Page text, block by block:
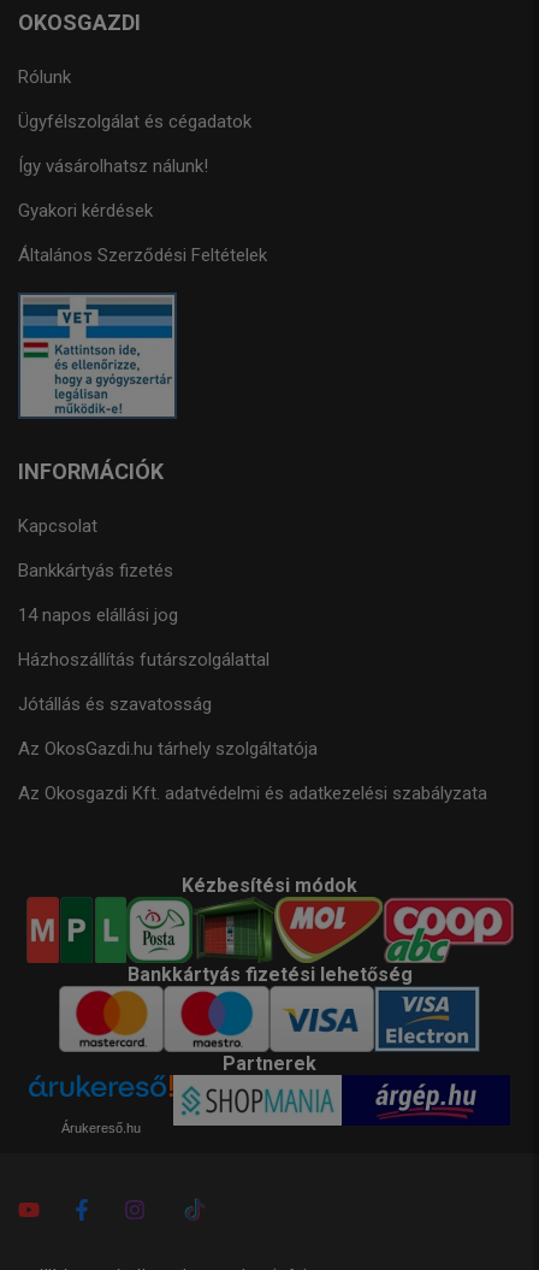
OKOSGAZDI
Rólunk
Ügyfélszolgálat és cégadatok
Így vásárolhatsz nálunk!
Gyakori kérdések
Általános Szerződési Feltételek
INFORMÁCIÓK
Kapcsolat
Bankkártyás fizetés
14 napos elállási jog
Házhoszállítás futárszolgálattal
Jótállás és szavatosság
Az OkosGazdi.hu tárhely szolgáltatója
Az Okosgazdi Kft. adatvédelmi és adatkezelési szabályzata
Kézbesítési módok
Bankkártyás fizetési lehetőség
Partnerek
Árukereső.hu